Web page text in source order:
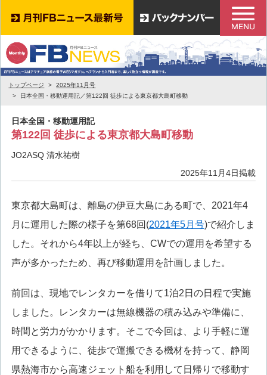
トップページ
2025年11月号
日本全国・移動運用記／第122回 徒歩による東京都大島町移動
日本全国・移動運用記
第122回 徒歩による東京都大島町移動
JO2ASQ 清水祐樹
2025年11月4日掲載
東京都大島町は、離島の伊豆大島にある町で、2021年4
月に運用した際の様子を第68回(2021年5月号)で紹介しま
した。それから4年以上が経ち、CWでの運用を希望する
声が多かったため、再び移動運用を計画しました。
前回は、現地でレンタカーを借りて1泊2日の日程で実施
しました。レンタカーは無線機器の積み込みや準備に、
時間と労力がかかります。そこで今回は、より手軽に運
用できるように、徒歩で運搬できる機材を持って、静岡
県熱海市から高速ジェット船を利用して日帰りで移動す